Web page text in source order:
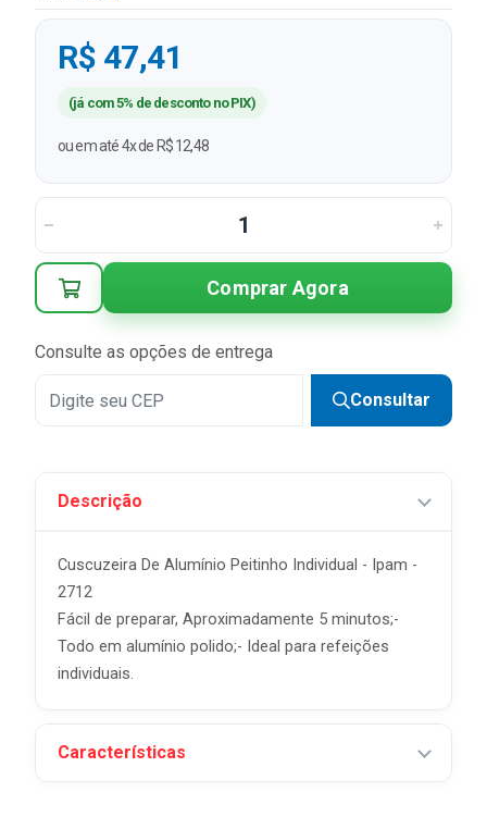
R$ 47,41
(já com 5% de desconto no PIX)
ou em até 4x de R$ 12,48
Comprar Agora
Consulte as opções de entrega
Consultar
Descrição
Cuscuzeira De Alumínio Peitinho Individual - Ipam -
2712
Fácil de preparar, Aproximadamente 5 minutos;-
Todo em alumínio polido;- Ideal para refeições
individuais.
Características